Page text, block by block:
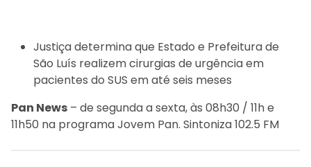
Justiça determina que Estado e Prefeitura de
São Luís realizem cirurgias de urgência em
pacientes do SUS em até seis meses
Pan News – de segunda a sexta, às 08h30 / 11h e
11h50 na programa Jovem Pan. Sintoniza 102.5 FM